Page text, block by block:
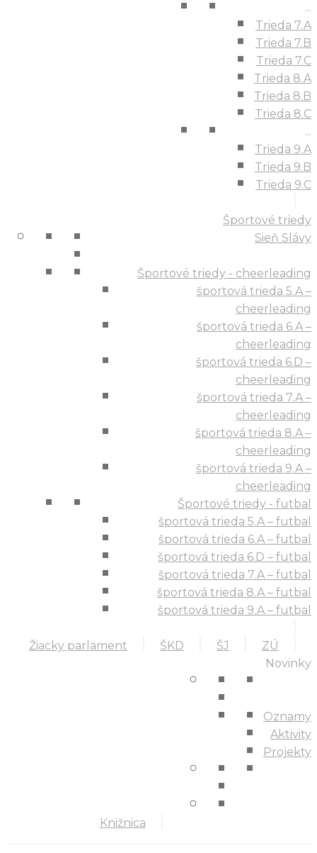
...
Trieda 7.A
Trieda 7.B
Trieda 7.C
Trieda 8.A
Trieda 8.B
Trieda 8.C
...
Trieda 9.A
Trieda 9.B
Trieda 9.C
Športové triedy
Sieň Slávy
Športové triedy - cheerleading
športová trieda 5.A –
cheerleading
športová trieda 6.A –
cheerleading
športová trieda 6.D –
cheerleading
športová trieda 7.A –
cheerleading
športová trieda 8.A –
cheerleading
športová trieda 9.A –
cheerleading
Športové triedy - futbal
športová trieda 5.A – futbal
športová trieda 6.A – futbal
športová trieda 6.D – futbal
športová trieda 7.A – futbal
športová trieda 8.A – futbal
športová trieda 9.A – futbal
Žiacky parlament ŠKD ŠJ ZÚ
Knižnica
Novinky
Oznamy
Aktivity
Projekty